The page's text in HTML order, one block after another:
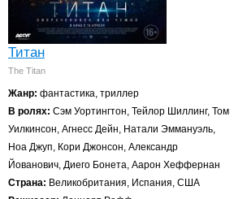
Титан
The Titan
Жанр: фантастика, триллер
В ролях: Сэм Уортингтон, Тейлор Шиллинг, Том
Уилкинсон, Агнесс Дейн, Натали Эммануэль,
Ноа Джуп, Кори Джонсон, Александр
Йованович, Диего Бонета, Аарон Хеффернан
Страна: Великобритания, Испания, США